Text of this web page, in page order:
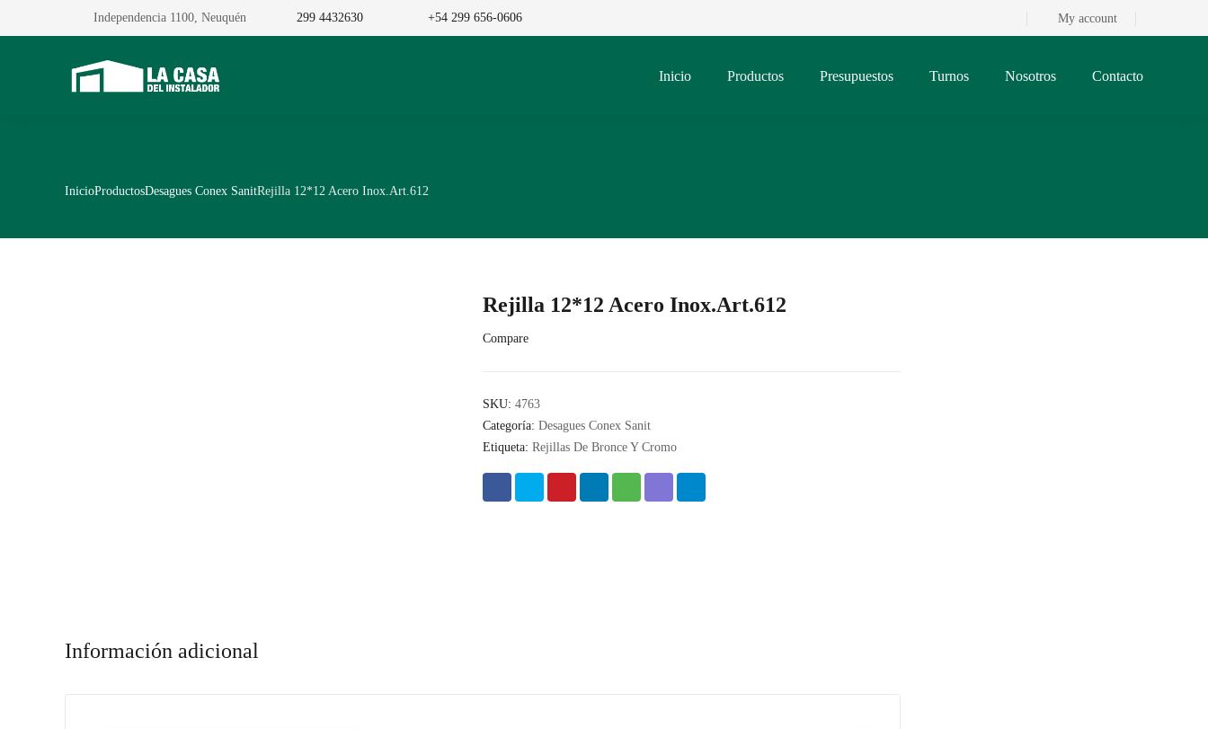
My account
Independencia 1100, Neuquén 299 4432630 +54 299 656-0606
Inicio Productos Presupuestos Turnos Nosotros Contacto
InicioProductosDesagues Conex SanitRejilla 12*12 Acero Inox.Art.612
Rejilla 12*12 Acero Inox.Art.612
Compare
SKU: 4763
Categoría: Desagues Conex Sanit
Etiqueta: Rejillas De Bronce Y Cromo
Información adicional